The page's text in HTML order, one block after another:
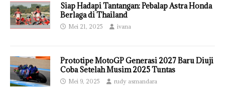
Siap Hadapi Tantangan: Pebalap Astra Honda
Berlaga di Thailand
Mei 21, 2025 ivana
Prototipe MotoGP Generasi 2027 Baru Diuji
Coba Setelah Musim 2025 Tuntas
Mei 9, 2025 rudy asmandara